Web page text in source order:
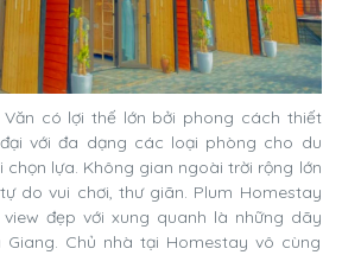
có lợi thế lớn bởi phong cách thiết
với đa dạng các loại phòng cho du
lựa. Không gian ngoài trời rộng lớn
do vui chơi, thư giãn. Plum Homestay
đẹp với xung quanh là những dãy
Chủ nhà tại Homestay vô cùng